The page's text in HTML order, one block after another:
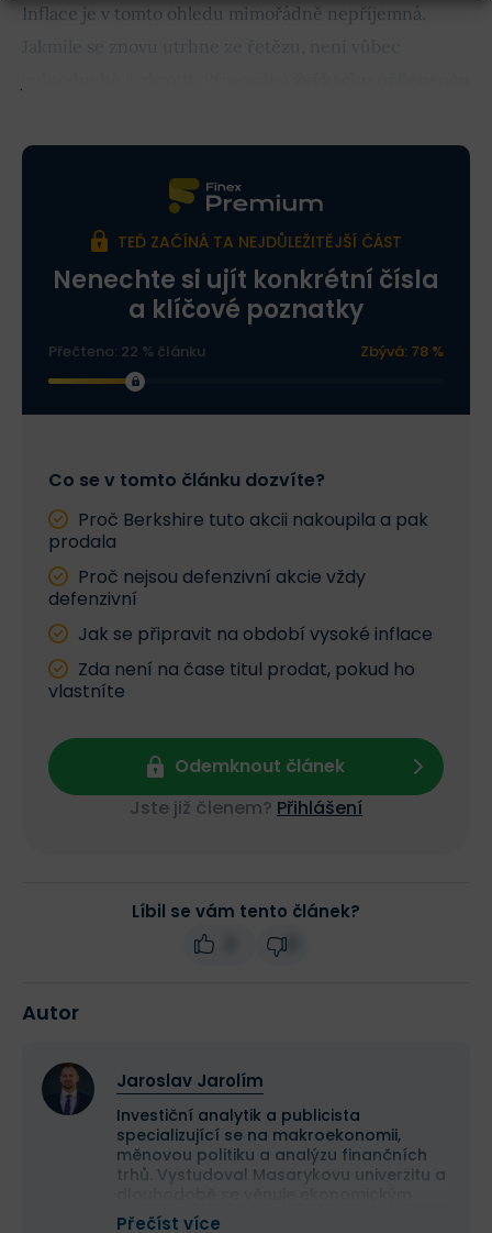
Inflace je v tomto ohledu mimořádně nepříjemná.
TEĎ ZAČÍNÁ TA NEJDŮLEŽITĚJŠÍ ČÁST
Nenechte si ujít konkrétní čísla
a klíčové poznatky
Přečteno: 22 % článku Zbývá: 78 %
Co se v tomto článku dozvíte?
Proč Berkshire tuto akcii nakoupila a pak
prodala
Proč nejsou defenzivní akcie vždy
defenzivní
Jak se připravit na období vysoké inflace
Zda není na čase titul prodat, pokud ho
vlastníte
Odemknout článek
Jste již členem? Přihlášení
Líbil se vám tento článek?
Autor
Jaroslav Jarolím
Investiční analytik a publicista
specializující se na makroekonomii,
měnovou politiku a analýzu finančních
trhů. Vystudoval Masarykovu univerzitu a
souvislostem vývoje kapitálových trhů.
Přečíst více